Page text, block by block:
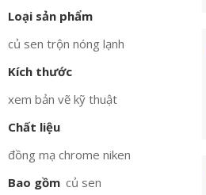
Loại sản phẩm
củ sen trộn nóng lạnh
Kích thước
xem bản vẽ kỹ thuật
Chất liệu
đồng mạ chrome niken
Bao gồm củ sen